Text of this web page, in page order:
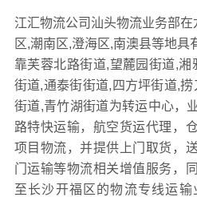
江汇物流公司汕头物流业务部
区,潮南区,澄海区,南澳县等地
靠芙蓉北路街道,望麓园街道,湘
街道,通泰街街道,四方坪街道,
街道,青竹湖街道为转运中心，
路特快运输，航空货运代理，
项目物流，并提供上门取货，
门运输等物流相关增值服务，
至长沙开福区的物流专线运